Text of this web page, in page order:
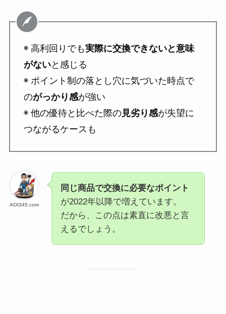
◉ 高利回りでも実際に交換できないと意味
がないと感じる
◉ ポイント制の落とし穴に気づいた時点で
のがっかり感が強い
◉ 他の優待と比べた際の見劣り感が失望に
つながるケースも
AOI345.com
同じ商品で交換に必要なポイント
が2022年以降で増えています。
だから、この点は素直に改悪と言
えるでしょう。